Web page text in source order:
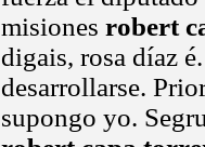
misiones robert
digais, rosa díaz
desarrollarse.
supongo yo.